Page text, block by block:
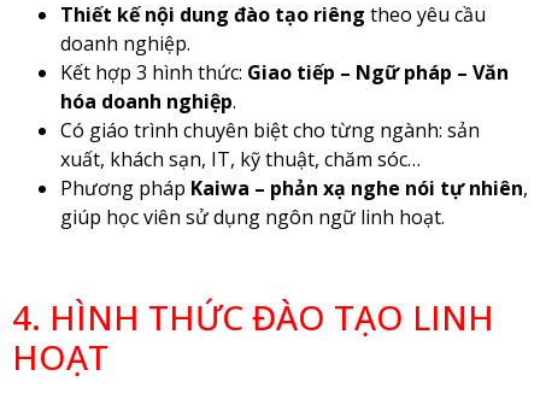
Thiết kế nội dung đào tạo riêng theo yêu cầu
doanh nghiệp.
Kết hợp 3 hình thức: Giao tiếp – Ngữ pháp – Văn
hóa doanh nghiệp.
Có giáo trình chuyên biệt cho từng ngành: sản
xuất, khách sạn, IT, kỹ thuật, chăm sóc…
Phương pháp Kaiwa – phản xạ nghe nói tự nhiên,
giúp học viên sử dụng ngôn ngữ linh hoạt.
4. HÌNH THỨC ĐÀO TẠO LINH
HOẠT